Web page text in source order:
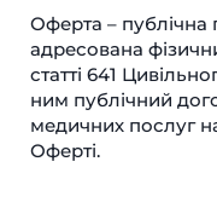
Оферта – публічна
адресована
статті 641
ним публічний
медичних послуг
Оферті.